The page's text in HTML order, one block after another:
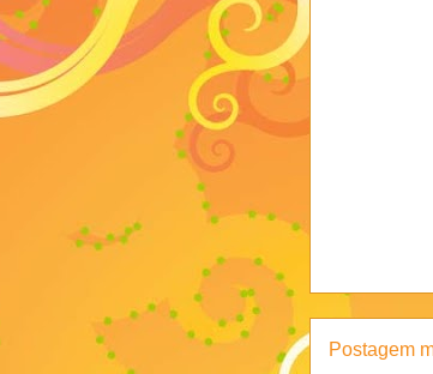
Postagem